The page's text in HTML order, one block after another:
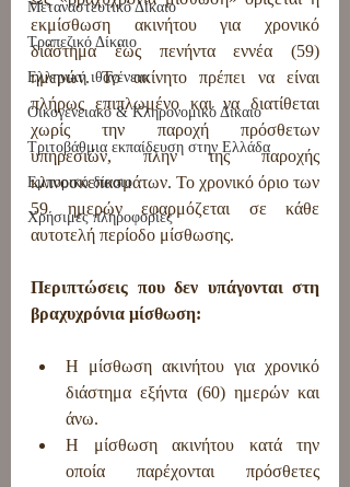
Μεταναστευτικό Δίκαιο
Τραπεζικό Δίκαιο
Ελληνική ιθαγένεια
Οικογενειακό & Κληρονομικό Δίκαιο
Τριτοβάθμια εκπαίδευση στην Ελλάδα
Εμπορικό δίκαιο
Χρήσιμες πληροφορίες
εκμίσθωση ακινήτου για χρονικό
διάστημα έως πενήντα εννέα (59)
ημερών. Το ακίνητο πρέπει να είναι
πλήρως επιπλωμένο και να διατίθεται
χωρίς την παροχή πρόσθετων
υπηρεσιών, πλην της παροχής
κλινοσκεπασμάτων. Το χρονικό όριο των
59 ημερών εφαρμόζεται σε κάθε
αυτοτελή περίοδο μίσθωσης.
Περιπτώσεις που δεν υπάγονται στη
βραχυχρόνια μίσθωση:
Η μίσθωση ακινήτου για χρονικό
διάστημα εξήντα (60) ημερών και
άνω.
Η μίσθωση ακινήτου κατά την
οποία παρέχονται πρόσθετες